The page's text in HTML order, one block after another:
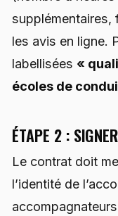
supplémentaires,
les avis en ligne.
labellisées «
écoles de
ÉTAPE 2 :
Le contrat doit
l’identité de